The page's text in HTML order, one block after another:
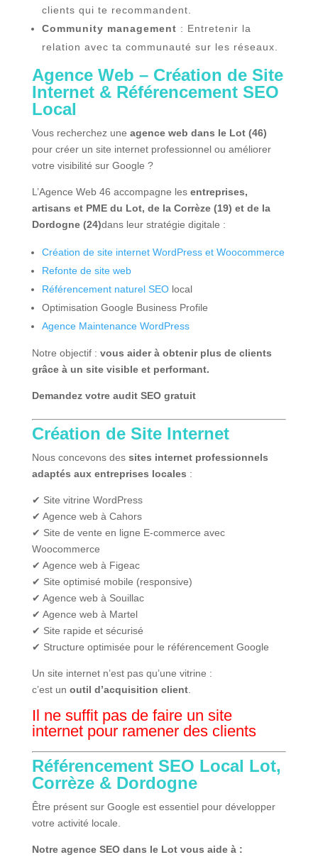
clients qui te recommandent.
Community management : Entretenir la
relation avec ta communauté sur les réseaux.
Agence Web – Création de Site
Internet & Référencement SEO
Local
Vous recherchez une agence web dans le Lot (46)
pour créer un site internet professionnel ou améliorer
votre visibilité sur Google ?
L’Agence Web 46 accompagne les entreprises,
artisans et PME du Lot, de la Corrèze (19) et de la
Dordogne (24)dans leur stratégie digitale :
Création de site internet WordPress et Woocommerce
Refonte de site web
Référencement naturel SEOlocal
Optimisation Google Business Profile
Agence Maintenance WordPress
Notre objectif : vous aider à obtenir plus de clients
grâce à un site visible et performant.
Demandez votre audit SEO gratuit
Création de Site Internet
Nous concevons des sites internet professionnels
adaptés aux entreprises locales :
✔ Site vitrine WordPress
✔ Agence web à Cahors
✔ Site de vente en ligne E-commerce avec
Woocommerce
✔ Agence web à Figeac
✔ Site optimisé mobile (responsive)
✔ Agence web à Souillac
✔ Agence web à Martel
✔ Site rapide et sécurisé
✔ Structure optimisée pour le référencement Google
Un site internet n’est pas qu’une vitrine :
c’est un outil d’acquisition client.
Il ne suffit pas de faire un site
internet pour ramener des clients
Référencement SEO Local Lot,
Corrèze & Dordogne
Être présent sur Google est essentiel pour développer
votre activité locale.
Notre agence SEO dans le Lot vous aide à :